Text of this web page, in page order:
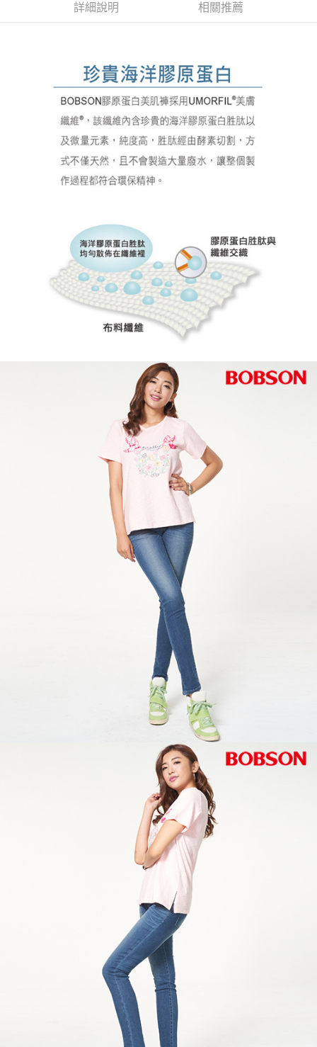
詳細說明 相關推薦